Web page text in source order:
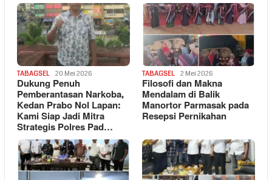
TABAGSEL 20 Mei 2026
Dukung Penuh
Pemberantasan Narkoba,
Kedan Prabo Nol Lapan:
Kami Siap Jadi Mitra
Strategis Polres Pad…
TABAGSEL 2 Mei 2026
Filosofi dan Makna
Mendalam di Balik
Manortor Parmasak pada
Resepsi Pernikahan